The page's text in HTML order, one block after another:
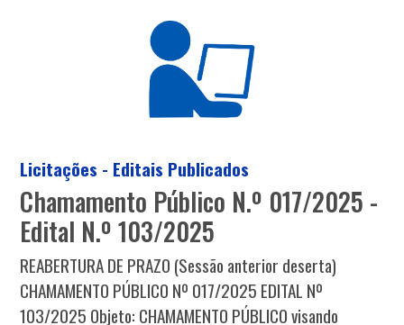
Licitações - Editais Publicados
Chamamento Público N.º 017/2025 -
Edital N.º 103/2025
REABERTURA DE PRAZO (Sessão anterior deserta)
CHAMAMENTO PÚBLICO Nº 017/2025 EDITAL Nº
103/2025 Objeto: CHAMAMENTO PÚBLICO visando